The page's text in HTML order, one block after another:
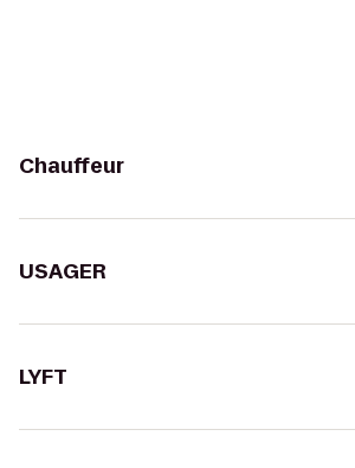
Chauffeur
USAGER
LYFT